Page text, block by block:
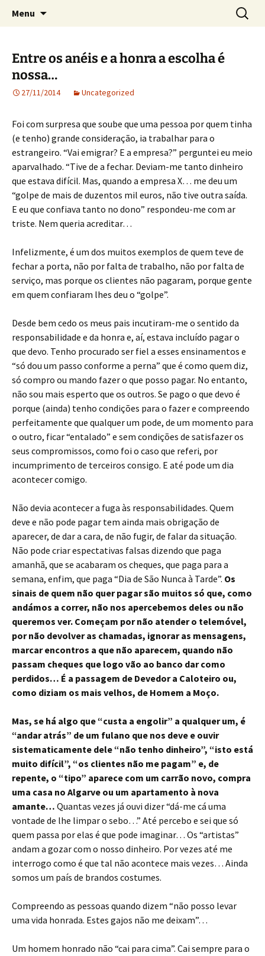
AO ACASO
Crónicas de José Carlos de Bessa Machado
Menu
Search
for:
Entre os anéis e a honra a escolha é
nossa…
27/11/2014 Uncategorized
Foi com surpresa que soube que uma pessoa por quem tinha
(e tenho) grande consideração, ia trabalhar para o
estrangeiro. “Vai emigrar? E a empresa?” perguntei eu meio
aparvalhado. “Tive de a fechar. Deviam-me tanto dinheiro
que estava difícil. Mas, quando a empresa X… me deu um
“golpe de mais de duzentos mil euros, não tive outra saída.
E eu que confiava tanto no dono” respondeu-me com ar
triste. Nem queria acreditar…
Infelizmente, é um dos muitos exemplos de quem teve de
fechar a porta, não por falta de trabalho, não por falta de
serviço, mas porque os clientes não pagaram, porque gente
em quem confiaram lhes deu o “golpe”.
Desde bem cedo os meus pais incutiram-me o sentido da
responsabilidade e da honra e, aí, estava incluído pagar o
que devo. Tenho procurado ser fiel a esses ensinamentos e
“só dou um passo conforme a perna” que é como quem diz,
só compro ou mando fazer o que posso pagar. No entanto,
não sou mais esperto que os outros. Se pago o que devo é
porque (ainda) tenho condições para o fazer e compreendo
perfeitamente que qualquer um pode, de um momento para
o outro, ficar “entalado” e sem condições de satisfazer os
seus compromissos, como foi o caso que referi, por
incumprimento de terceiros consigo. E até pode um dia
acontecer comigo.
Não devia acontecer a fuga às responsabilidades. Quem
deve e não pode pagar tem ainda mais obrigação de
aparecer, de dar a cara, de não fugir, de falar da situação.
Não pode criar espectativas falsas dizendo que paga
amanhã, que se acabaram os cheques, que paga para a
semana, enfim, que paga “Dia de São Nunca à Tarde”. Os
sinais de quem não quer pagar são muitos só que, como
andámos a correr, não nos apercebemos deles ou não
queremos ver. Começam por não atender o telemóvel,
por não devolver as chamadas, ignorar as mensagens,
marcar encontros a que não aparecem, quando não
passam cheques que logo vão ao banco dar como
perdidos… É a passagem de Devedor a Caloteiro ou,
como diziam os mais velhos, de Homem a Moço.
Mas, se há algo que “custa a engolir” a qualquer um, é
“andar atrás” de um fulano que nos deve e ouvir
sistematicamente dele “não tenho dinheiro”, “isto está
muito difícil”, “os clientes não me pagam” e, de
repente, o “tipo” aparece com um carrão novo, compra
uma casa no Algarve ou um apartamento à nova
amante… Quantas vezes já ouvi dizer “dá-me cá uma
vontade de lhe limpar o sebo…” Até percebo e sei que só
quem passa por elas é que pode imaginar… Os “artistas”
andam a gozar com o nosso dinheiro. Por vezes até me
interrogo como é que tal não acontece mais vezes… Ainda
somos um país de brandos costumes.
Compreendo as pessoas quando dizem “não posso levar
uma vida honrada. Estes gajos não me deixam”…
Um homem honrado não “cai para cima”. Cai sempre para o